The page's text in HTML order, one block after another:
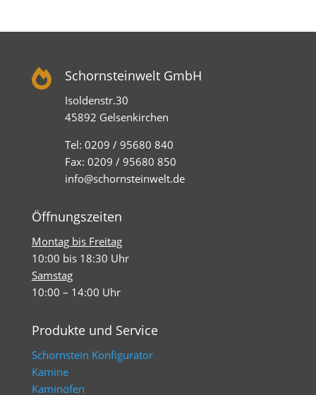
 Schornsteinwelt GmbH
Isoldenstr.30
45892 Gelsenkirchen
Tel: 0209 / 95680 840
Fax: 0209 / 95680 850
info@schornsteinwelt.de
Öffnungszeiten
Montag bis Freitag
10:00 bis 18:30 Uhr
Samstag
10:00 – 14:00 Uhr
Produkte und Service
Schornstein Konfigurator
Kamine
Kaminöfen